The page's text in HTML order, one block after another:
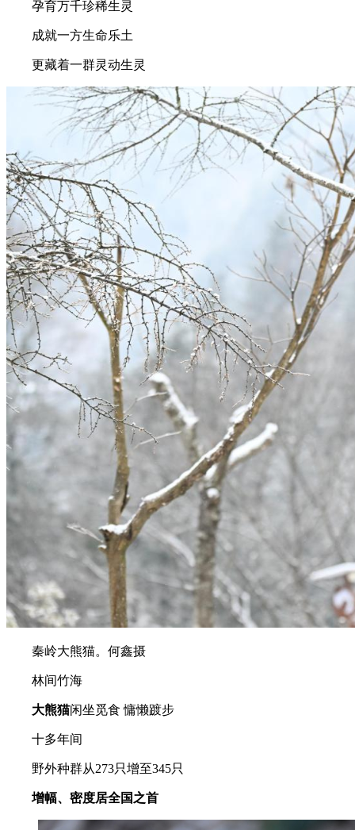
孕育万千珍稀生灵
成就一方生命乐土
更藏着一群灵动生灵
秦岭大熊猫。何鑫摄
林间竹海
大熊猫闲坐觅食 慵懒踱步
十多年间
野外种群从273只增至345只
增幅、密度居全国之首